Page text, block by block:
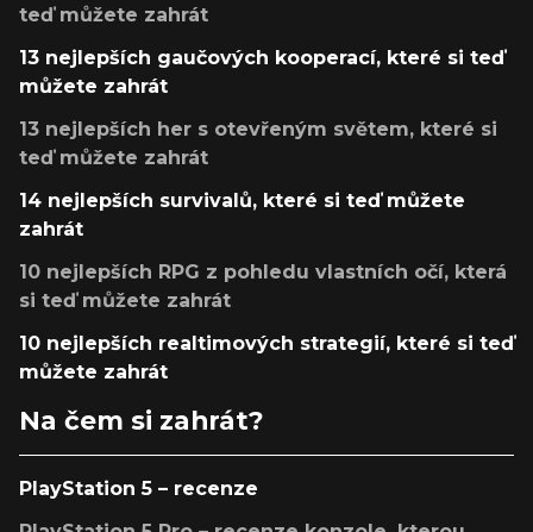
teď můžete zahrát
13 nejlepších gaučových kooperací, které si teď
můžete zahrát
13 nejlepších her s otevřeným světem, které si
teď můžete zahrát
14 nejlepších survivalů, které si teď můžete
zahrát
10 nejlepších RPG z pohledu vlastních očí, která
si teď můžete zahrát
10 nejlepších realtimových strategií, které si teď
můžete zahrát
Na čem si zahrát?
PlayStation 5 – recenze